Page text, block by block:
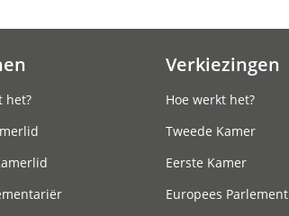
het?
Verkiezingen
Hoe werkt het?
Tweede Kamer
Eerste Kamer
Europees Parlement